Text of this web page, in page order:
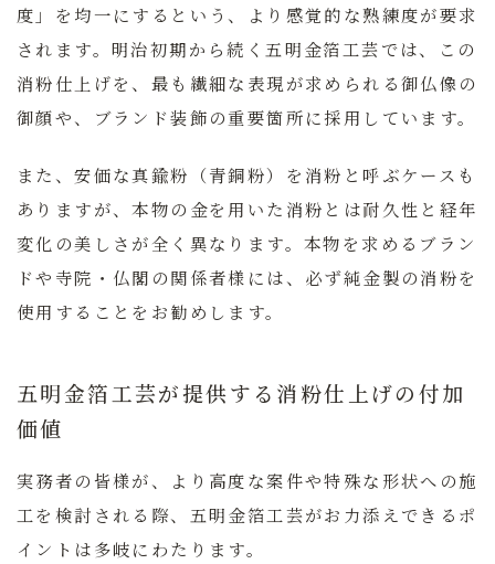
度」を均一にするという、より感覚的な熟練度が要求
されます。 明治初期から続く五明金箔工芸では、この
消粉仕上げを、最も繊細な表現が求められる御仏像の
御顔や、ブランド装飾の重要箇所に採用しています。
また、安価な真鍮粉（青銅粉）を消粉と呼ぶケースも
ありますが、本物の金を用いた消粉とは耐久性と経年
変化の美しさが全く異なります。本物を求めるブラン
ドや寺院・仏閣の関係者様には、必ず純金製の消粉を
使用することをお勧めします。
五明金箔工芸が提供する消粉仕上げの付加
価値
実務者の皆様が、より高度な案件や特殊な形状への施
工を検討される際、五明金箔工芸がお力添えできるポ
イントは多岐にわたります。